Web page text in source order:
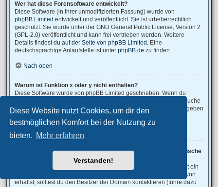
Diese Website nutzt Cookies, um dir den
bestmöglichen Komfort bei der Nutzung zu
bieten. Mehr erfahren
Verstanden!
Wer hat diese Forensoftware entwickelt?
Diese Software (in ihrer unmodifizierten Fassung) wurde von
phpBB Limited entwickelt und veröffentlicht. Sie ist urheberrechtlich
geschützt. Sie wurde unter der GNU General Public License, Version 2
(GPL-2.0) veröffentlicht und kann frei vertrieben werden. Weitere
Details findest du auf der Seite von phpBB Limited . Eine
deutschsprachige Anlaufstelle ist unter phpBB.de zu finden.
Nach oben
Warum ist Funktion x oder y nicht enthalten?
Diese Software wurde von phpBB Limited geschrieben. Wenn du
denkst, dass eine Funktion implementiert werden sollte, dann besuche
phpBB Ideas, wo du deine Stimme für bestehende Vorschläge abgeben
oder neue Funktionen vorschlagen kannst.
Nach oben
An wen soll ich mich wenden, falls es Beschwerden oder juristische
Anfragen zu diesem Forum gibt?
Jeder Administrator, der auf der „Das Team“-Seite aufgeführt ist, ist ein
geeigneter Kontakt für deine Beschwerde. Wenn du so keine Antwort
erhältst, solltest du den Besitzer der Domain kontaktieren (führe dazu